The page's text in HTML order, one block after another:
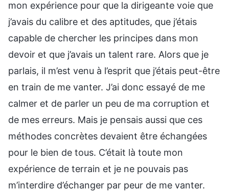
mon expérience pour que la dirigeante voie que
j’avais du calibre et des aptitudes, que j’étais
capable de chercher les principes dans mon
devoir et que j’avais un talent rare. Alors que je
parlais, il m’est venu à l’esprit que j’étais peut-être
en train de me vanter. J’ai donc essayé de me
calmer et de parler un peu de ma corruption et
de mes erreurs. Mais je pensais aussi que ces
méthodes concrètes devaient être échangées
pour le bien de tous. C’était là toute mon
expérience de terrain et je ne pouvais pas
m’interdire d’échanger par peur de me vanter.